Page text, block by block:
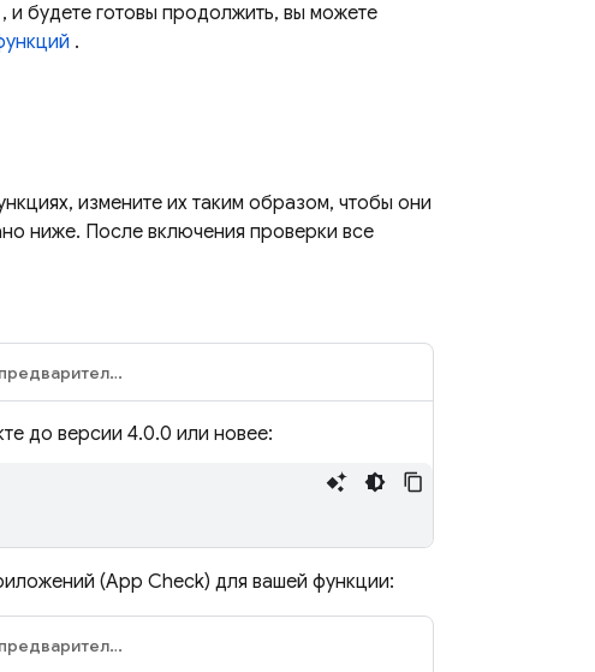
, и будете готовы продолжить, вы можете
.
измените их таким образом, чтобы они
ниже. После включения проверки все
Python (предварительная версия)
до версии 4.0.0 или новее:
(App Check) для вашей функции:
Python (предварительная версия)